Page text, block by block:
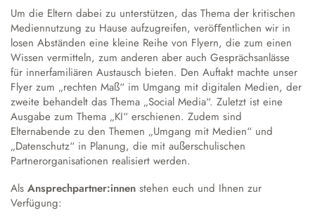
Um die Eltern dabei zu unterstützen, das Thema der kritischen
Mediennutzung zu Hause aufzugreifen, veröﬀentlichen wir in
losen Abständen eine kleine Reihe von Flyern, die zum einen
Wissen vermitteln, zum anderen aber auch Gesprächsanlässe
für innerfamiliären Austausch bieten. Den Auftakt machte unser
Flyer zum „rechten Maß“ im Umgang mit digitalen Medien, der
zweite behandelt das Thema „Social Media“. Zuletzt ist eine
Ausgabe zum Thema „KI“ erschienen. Zudem sind
Elternabende zu den Themen „Umgang mit Medien“ und
„Datenschutz“ in Planung, die mit außerschulischen
Partnerorganisationen realisiert werden.
Als Ansprechpartner:innen stehen euch und Ihnen zur
Verfügung: